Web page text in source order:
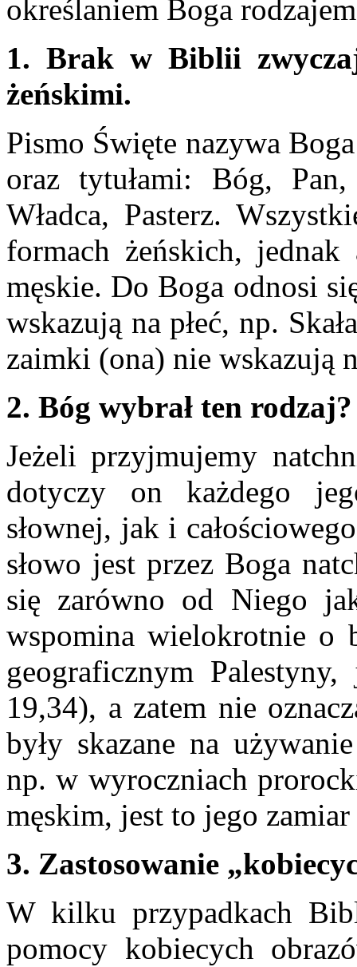
określaniem Boga
1. Brak w Biblii
żeńskimi.
Pismo Święte nazywa
oraz tytułami: Bóg,
Władca, Pasterz.
formach żeńskich,
męskie. Do Boga odnosi
wskazują na płeć, np.
zaimki (ona) nie wskazują
2. Bóg wybrał ten rodzaj?
Jeżeli przyjmujemy
dotyczy on każdego
słownej, jak i
słowo jest przez Boga
się zarówno od Niego
wspomina wielokrotnie o
geograficznym
19,34), a zatem nie
były skazane na
np. w wyroczniach
męskim, jest to jego zamiar
3. Zastosowanie
W kilku przypadkach
pomocy kobiecych